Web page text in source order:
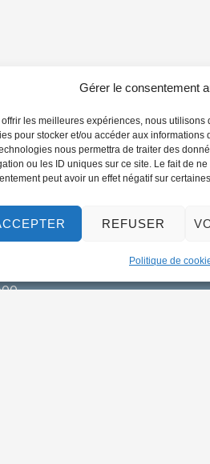
Gérer le consentement
offrir les meilleures expériences, nous
pour stocker et/ou accéder aux informations
nous permettra de traiter des
ou les ID uniques sur ce site. Le fait de
peut avoir un effet négatif sur
REFUSER
Politique de